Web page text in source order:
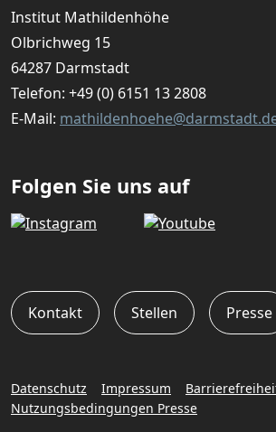
Institut Mathildenhöhe
Olbrichweg 15
64287 Darmstadt
Telefon: +49 (0) 6151 13 2808
E-Mail:
Folgen Sie uns auf
Kontakt Stellen Presse
Datenschutz Impressum
Nutzungsbedingungen Presse